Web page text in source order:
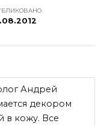
Андрей
декором
в кожу. Все